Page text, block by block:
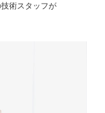
術スタッフが